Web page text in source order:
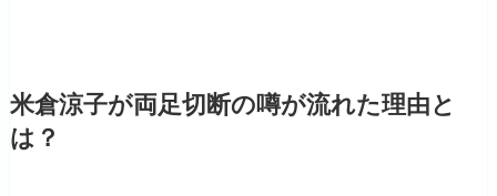
米倉涼子が両足切断の噂が流れた理由と
は？